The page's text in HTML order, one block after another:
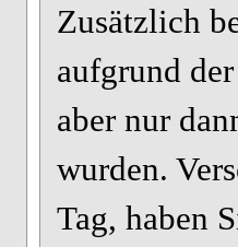
Zusätzlich
aufgrund
aber nur
wurden.
Tag, haben